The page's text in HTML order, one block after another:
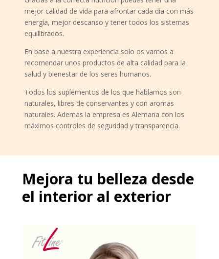
mejor calidad de vida para afrontar cada día con más
energía, mejor descanso y tener todos los sistemas
equilibrados.
En base a nuestra experiencia solo os vamos a
recomendar unos productos de alta calidad para la
salud y bienestar de los seres humanos.
Todos los suplementos de los que hablamos son
naturales, libres de conservantes y con aromas
naturales. Además la empresa es Alemana con los
máximos controles de seguridad y transparencia.
Mejora tu belleza desde
el interior al exterior